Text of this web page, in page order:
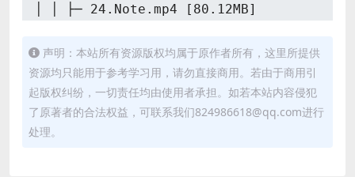
│ │ ├─ 24.Note.mp4 [80.12MB]
│ │ ├─ 26.Magic.mp4 [69.68MB]
│ ├─Season 02
│ │ ├─ 01.Taps.mp4 [76.99MB]
│ │ ├─ 02.In.mp4 [60.65MB]
│ │ ├─ 03.Man.mp4 [72.87MB]
声明：本站所有资源版权均属于原作者所有，这里所提供
资源均只能用于参考学习用，请勿直接商用。若由于商用引
起版权纠纷，一切责任均由使用者承担。如若本站内容侵犯
了原著者的合法权益，可联系我们824986618@qq.com进行
处理。